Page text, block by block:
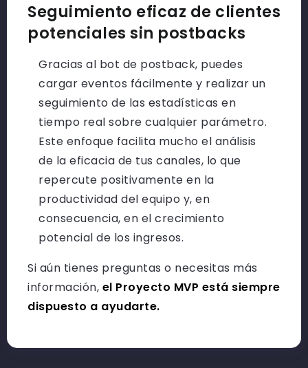
Seguimiento eficaz de clientes
potenciales sin postbacks
Gracias al bot de postback, puedes
cargar eventos fácilmente y realizar un
seguimiento de las estadísticas en
tiempo real sobre cualquier parámetro.
Este enfoque facilita mucho el análisis
de la eficacia de tus canales, lo que
repercute positivamente en la
productividad del equipo y, en
consecuencia, en el crecimiento
potencial de los ingresos.
Si aún tienes preguntas o necesitas más
información, el Proyecto MVP está siempre
dispuesto a ayudarte.